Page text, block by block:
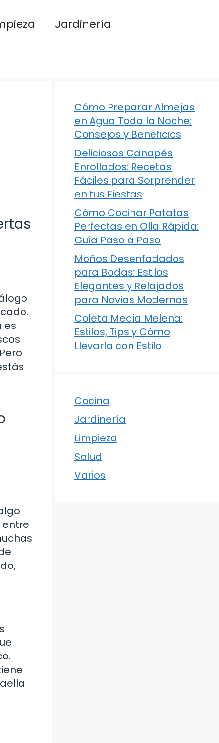
Jardinería
es
entre
Cómo Preparar Almejas
en Agua Toda la Noche:
Consejos y Beneficios
Deliciosos Canapés
Enrollados: Recetas
Fáciles para Sorprender
en tus Fiestas
Cómo Cocinar Patatas
Perfectas en Olla Rápida:
Guía Paso a Paso
Moños Desenfadados
para Bodas: Estilos
Elegantes y Relajados
para Novias Modernas
Coleta Media Melena:
Estilos, Tips y Cómo
Llevarla con Estilo
Cocina
Jardinería
Limpieza
Salud
Varios